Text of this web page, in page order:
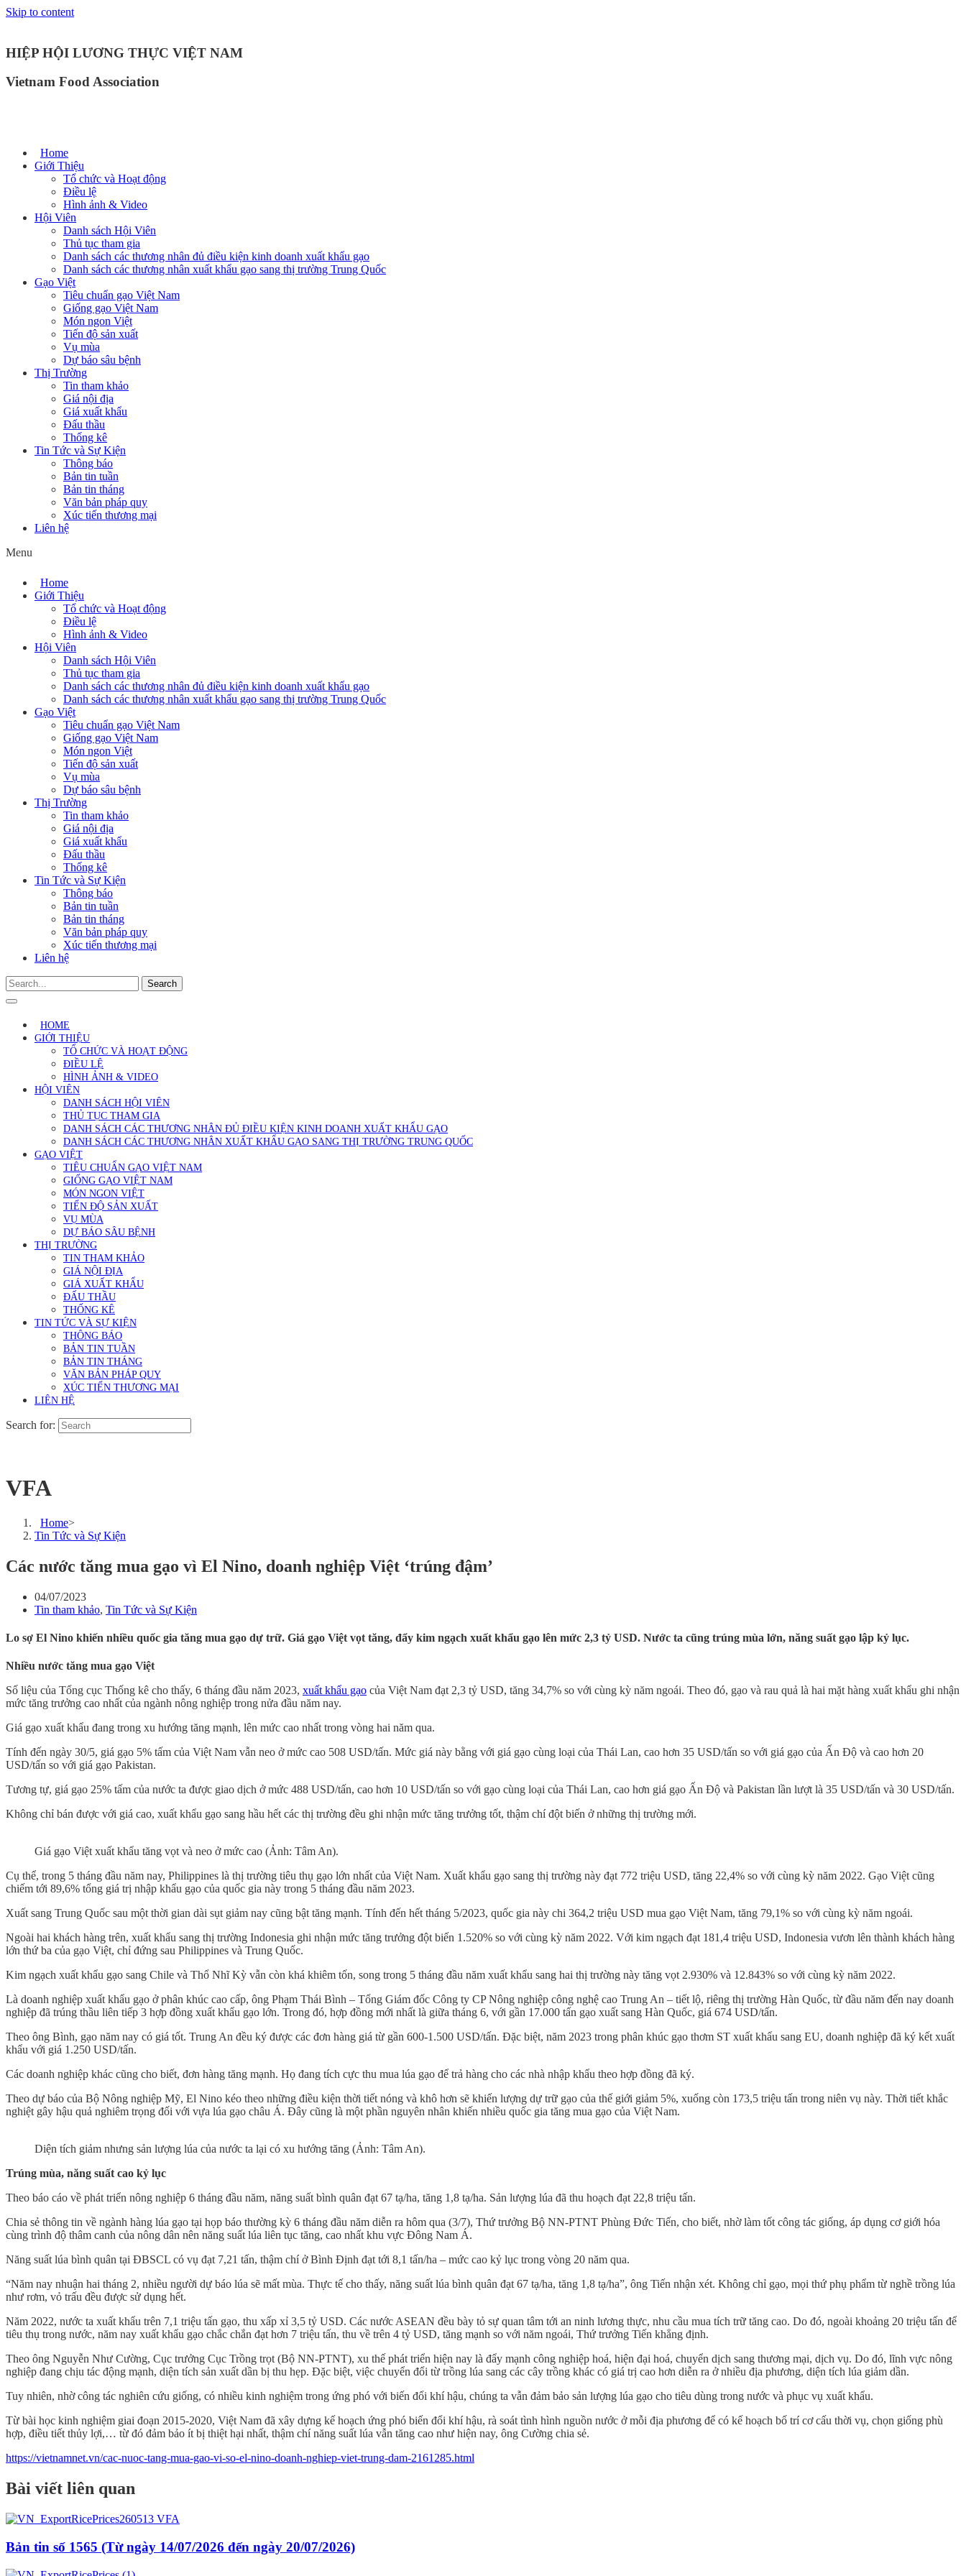
Skip to content
HIỆP HỘI LƯƠNG THỰC VIỆT NAM
Vietnam Food Association
Home
Giới Thiệu
Tổ chức và Hoạt động
Điều lệ
Hình ảnh & Video
Hội Viên
Danh sách Hội Viên
Thủ tục tham gia
Danh sách các thương nhân đủ điều kiện kinh doanh xuất khẩu gạo
Danh sách các thương nhân xuất khẩu gạo sang thị trường Trung Quốc
Gạo Việt
Tiêu chuẩn gạo Việt Nam
Giống gạo Việt Nam
Món ngon Việt
Tiến độ sản xuất
Vụ mùa
Dự báo sâu bệnh
Thị Trường
Tin tham khảo
Giá nội địa
Giá xuất khẩu
Đấu thầu
Thống kê
Tin Tức và Sự Kiện
Thông báo
Bản tin tuần
Bản tin tháng
Văn bản pháp quy
Xúc tiến thương mại
Liên hệ
Menu
Home
Giới Thiệu
Tổ chức và Hoạt động
Điều lệ
Hình ảnh & Video
Hội Viên
Danh sách Hội Viên
Thủ tục tham gia
Danh sách các thương nhân đủ điều kiện kinh doanh xuất khẩu gạo
Danh sách các thương nhân xuất khẩu gạo sang thị trường Trung Quốc
Gạo Việt
Tiêu chuẩn gạo Việt Nam
Giống gạo Việt Nam
Món ngon Việt
Tiến độ sản xuất
Vụ mùa
Dự báo sâu bệnh
Thị Trường
Tin tham khảo
Giá nội địa
Giá xuất khẩu
Đấu thầu
Thống kê
Tin Tức và Sự Kiện
Thông báo
Bản tin tuần
Bản tin tháng
Văn bản pháp quy
Xúc tiến thương mại
Liên hệ
Search
HOME
GIỚI THIỆU
TỔ CHỨC VÀ HOẠT ĐỘNG
ĐIỀU LỆ
HÌNH ẢNH & VIDEO
HỘI VIÊN
DANH SÁCH HỘI VIÊN
THỦ TỤC THAM GIA
DANH SÁCH CÁC THƯƠNG NHÂN ĐỦ ĐIỀU KIỆN KINH DOANH XUẤT KHẨU GẠO
DANH SÁCH CÁC THƯƠNG NHÂN XUẤT KHẨU GẠO SANG THỊ TRƯỜNG TRUNG QUỐC
GẠO VIỆT
TIÊU CHUẨN GẠO VIỆT NAM
GIỐNG GẠO VIỆT NAM
MÓN NGON VIỆT
TIẾN ĐỘ SẢN XUẤT
VỤ MÙA
DỰ BÁO SÂU BỆNH
THỊ TRƯỜNG
TIN THAM KHẢO
GIÁ NỘI ĐỊA
GIÁ XUẤT KHẨU
ĐẤU THẦU
THỐNG KÊ
TIN TỨC VÀ SỰ KIỆN
THÔNG BÁO
BẢN TIN TUẦN
BẢN TIN THÁNG
VĂN BẢN PHÁP QUY
XÚC TIẾN THƯƠNG MẠI
LIÊN HỆ
Search for:
VFA
Home>
Tin Tức và Sự Kiện
Các nước tăng mua gạo vì El Nino, doanh nghiệp Việt ‘trúng đậm’
04/07/2023
Tin tham khảo, Tin Tức và Sự Kiện
Lo sợ El Nino khiến nhiều quốc gia tăng mua gạo dự trữ. Giá gạo Việt vọt tăng, đẩy kim ngạch xuất khẩu gạo lên mức 2,3 tỷ USD. Nước ta cũng trúng mùa lớn, năng suất gạo lập kỷ lục.
Nhiều nước tăng mua gạo Việt
Số liệu của Tổng cục Thống kê cho thấy, 6 tháng đầu năm 2023, xuất khẩu gạo của Việt Nam đạt 2,3 tỷ USD, tăng 34,7% so với cùng kỳ năm ngoái. Theo đó, gạo và rau quả là hai mặt hàng xuất khẩu ghi nhận
mức tăng trưởng cao nhất của ngành nông nghiệp trong nửa đầu năm nay.
Giá gạo xuất khẩu đang trong xu hướng tăng mạnh, lên mức cao nhất trong vòng hai năm qua.
Tính đến ngày 30/5, giá gạo 5% tấm của Việt Nam vẫn neo ở mức cao 508 USD/tấn. Mức giá này bằng với giá gạo cùng loại của Thái Lan, cao hơn 35 USD/tấn so với giá gạo của Ấn Độ và cao hơn 20
USD/tấn so với giá gạo Pakistan.
Tương tự, giá gạo 25% tấm của nước ta được giao dịch ở mức 488 USD/tấn, cao hơn 10 USD/tấn so với gạo cùng loại của Thái Lan, cao hơn giá gạo Ấn Độ và Pakistan lần lượt là 35 USD/tấn và 30 USD/tấn.
Không chỉ bán được với giá cao, xuất khẩu gạo sang hầu hết các thị trường đều ghi nhận mức tăng trưởng tốt, thậm chí đột biến ở những thị trường mới.
Giá gạo Việt xuất khẩu tăng vọt và neo ở mức cao (Ảnh: Tâm An).
Cụ thể, trong 5 tháng đầu năm nay, Philippines là thị trường tiêu thụ gạo lớn nhất của Việt Nam. Xuất khẩu gạo sang thị trường này đạt 772 triệu USD, tăng 22,4% so với cùng kỳ năm 2022. Gạo Việt cũng
chiếm tới 89,6% tổng giá trị nhập khẩu gạo của quốc gia này trong 5 tháng đầu năm 2023.
Xuất sang Trung Quốc sau một thời gian dài sụt giảm nay cũng bật tăng mạnh. Tính đến hết tháng 5/2023, quốc gia này chi 364,2 triệu USD mua gạo Việt Nam, tăng 79,1% so với cùng kỳ năm ngoái.
Ngoài hai khách hàng trên, xuất khẩu sang thị trường Indonesia ghi nhận mức tăng trưởng đột biến 1.520% so với cùng kỳ năm 2022. Với kim ngạch đạt 181,4 triệu USD, Indonesia vươn lên thành khách hàng
lớn thứ ba của gạo Việt, chỉ đứng sau Philippines và Trung Quốc.
Kim ngạch xuất khẩu gạo sang Chile và Thổ Nhĩ Kỳ vẫn còn khá khiêm tốn, song trong 5 tháng đầu năm xuất khẩu sang hai thị trường này tăng vọt 2.930% và 12.843% so với cùng kỳ năm 2022.
Là doanh nghiệp xuất khẩu gạo ở phân khúc cao cấp, ông Phạm Thái Bình – Tổng Giám đốc Công ty CP Nông nghiệp công nghệ cao Trung An – tiết lộ, riêng thị trường Hàn Quốc, từ đầu năm đến nay doanh
nghiệp đã trúng thầu liên tiếp 3 hợp đồng xuất khẩu gạo lớn. Trong đó, hợp đồng mới nhất là giữa tháng 6, với gần 17.000 tấn gạo xuất sang Hàn Quốc, giá 674 USD/tấn.
Theo ông Bình, gạo năm nay có giá tốt. Trung An đều ký được các đơn hàng giá từ gần 600-1.500 USD/tấn. Đặc biệt, năm 2023 trong phân khúc gạo thơm ST xuất khẩu sang EU, doanh nghiệp đã ký kết xuất
khẩu với giá 1.250 USD/tấn.
Các doanh nghiệp khác cũng cho biết, đơn hàng tăng mạnh. Họ đang tích cực thu mua lúa gạo để trả hàng cho các nhà nhập khẩu theo hợp đồng đã ký.
Theo dự báo của Bộ Nông nghiệp Mỹ, El Nino kéo theo những điều kiện thời tiết nóng và khô hơn sẽ khiến lượng dự trữ gạo của thế giới giảm 5%, xuống còn 173,5 triệu tấn trong niên vụ này. Thời tiết khắc
nghiệt gây hậu quả nghiêm trọng đối với vựa lúa gạo châu Á. Đây cũng là một phần nguyên nhân khiến nhiều quốc gia tăng mua gạo của Việt Nam.
Diện tích giảm nhưng sản lượng lúa của nước ta lại có xu hướng tăng (Ảnh: Tâm An).
Trúng mùa, năng suất cao kỷ lục
Theo báo cáo về phát triển nông nghiệp 6 tháng đầu năm, năng suất bình quân đạt 67 tạ/ha, tăng 1,8 tạ/ha. Sản lượng lúa đã thu hoạch đạt 22,8 triệu tấn.
Chia sẻ thông tin về ngành hàng lúa gạo tại họp báo thường kỳ 6 tháng đầu năm diễn ra hôm qua (3/7), Thứ trưởng Bộ NN-PTNT Phùng Đức Tiến, cho biết, nhờ làm tốt công tác giống, áp dụng cơ giới hóa
cùng trình độ thâm canh của nông dân nên năng suất lúa liên tục tăng, cao nhất khu vực Đông Nam Á.
Năng suất lúa bình quân tại ĐBSCL có vụ đạt 7,21 tấn, thậm chí ở Bình Định đạt tới 8,1 tấn/ha – mức cao kỷ lục trong vòng 20 năm qua.
“Năm nay nhuận hai tháng 2, nhiều người dự báo lúa sẽ mất mùa. Thực tế cho thấy, năng suất lúa bình quân đạt 67 tạ/ha, tăng 1,8 tạ/ha”, ông Tiến nhận xét. Không chỉ gạo, mọi thứ phụ phẩm từ nghề trồng lúa
như rơm, vỏ trấu đều được sử dụng hết.
Năm 2022, nước ta xuất khẩu trên 7,1 triệu tấn gạo, thu xấp xỉ 3,5 tỷ USD. Các nước ASEAN đều bày tỏ sự quan tâm tới an ninh lương thực, nhu cầu mua tích trữ tăng cao. Do đó, ngoài khoảng 20 triệu tấn để
tiêu thụ trong nước, năm nay xuất khẩu gạo chắc chắn đạt hơn 7 triệu tấn, thu về trên 4 tỷ USD, tăng mạnh so với năm ngoái, Thứ trưởng Tiến khẳng định.
Theo ông Nguyễn Như Cường, Cục trưởng Cục Trồng trọt (Bộ NN-PTNT), xu thế phát triển hiện nay là đẩy mạnh công nghiệp hoá, hiện đại hoá, chuyển dịch sang thương mại, dịch vụ. Do đó, lĩnh vực nông
nghiệp đang chịu tác động mạnh, diện tích sản xuất dần bị thu hẹp. Đặc biệt, việc chuyển đổi từ trồng lúa sang các cây trồng khác có giá trị cao hơn diễn ra ở nhiều địa phương, diện tích lúa giảm dần.
Tuy nhiên, nhờ công tác nghiên cứu giống, có nhiều kinh nghiệm trong ứng phó với biến đổi khí hậu, chúng ta vẫn đảm bảo sản lượng lúa gạo cho tiêu dùng trong nước và phục vụ xuất khẩu.
Từ bài học kinh nghiệm giai đoạn 2015-2020, Việt Nam đã xây dựng kế hoạch ứng phó biến đổi khí hậu, rà soát tình hình nguồn nước ở mỗi địa phương để có kế hoạch bố trí cơ cấu thời vụ, chọn giống phù
hợp, điều tiết thủy lợi,… từ đó đảm bảo ít bị thiệt hại nhất, thậm chí năng suất lúa vẫn tăng cao như hiện nay, ông Cường chia sẻ.
https://vietnamnet.vn/cac-nuoc-tang-mua-gao-vi-so-el-nino-doanh-nghiep-viet-trung-dam-2161285.html
Bài viết liên quan
Bản tin số 1565 (Từ ngày 14/07/2026 đến ngày 20/07/2026)